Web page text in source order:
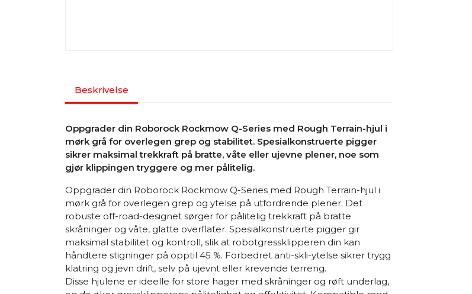
Beskrivelse
Oppgrader din Roborock Rockmow Q-Series med Rough Terrain-hjul i
mørk grå for overlegen grep og stabilitet. Spesialkonstruerte pigger
sikrer maksimal trekkraft på bratte, våte eller ujevne plener, noe som
gjør klippingen tryggere og mer pålitelig.
Oppgrader din Roborock Rockmow Q-Series med Rough Terrain-hjul i
mørk grå for overlegen grep og ytelse på utfordrende plener. Det
robuste off-road-designet sørger for pålitelig trekkraft på bratte
skråninger og våte, glatte overflater. Spesialkonstruerte pigger gir
maksimal stabilitet og kontroll, slik at robotgressklipperen din kan
håndtere stigninger på opptil 45 %. Forbedret anti-skli-ytelse sikrer trygg
klatring og jevn drift, selv på ujevnt eller krevende terreng.
Disse hjulene er ideelle for store hager med skråninger og røft underlag,